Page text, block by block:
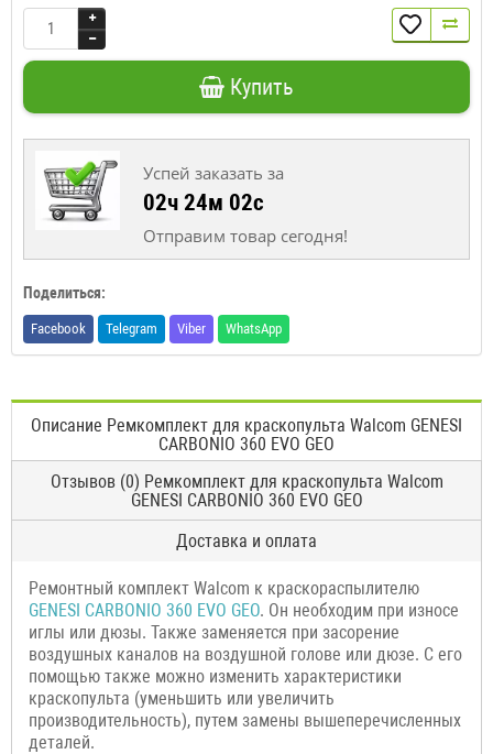
Купить
Успей заказать за
02ч 24м 02с
Отправим товар сегодня!
Поделиться:
Facebook Telegram Viber WhatsApp
Описание Ремкомплект для краскопульта Walcom GENESI
CARBONIO 360 EVO GEO
Отзывов (0) Ремкомплект для краскопульта Walcom
GENESI CARBONIO 360 EVO GEO
Доставка и оплата
Ремонтный комплект Walcom к краскораспылителю
GENESI CARBONIO 360 EVO GEO. Он необходим при износе
иглы или дюзы. Также заменяется при засорение
воздушных каналов на воздушной голове или дюзе. С его
помощью также можно изменить характеристики
краскопульта (уменьшить или увеличить
производительность), путем замены вышеперечисленных
деталей.